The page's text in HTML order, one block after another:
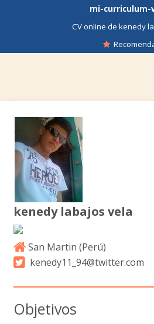
mi-curriculum-
CV online de kenedy
kenedy labajos vela
San Martin (Perú)
kenedy11_94@twitter.com
Objetivos